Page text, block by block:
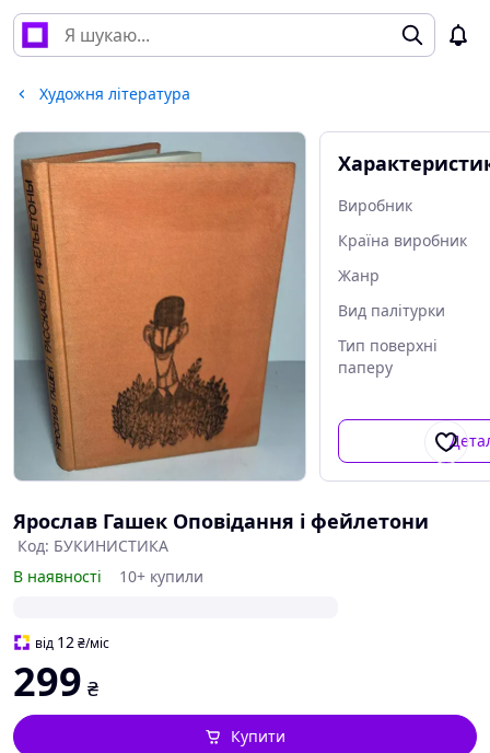
Художня література
Виробник
Країна виробник
Жанр
Вид палітурки
Тип поверхні
паперу
Ярослав Гашек Оповідання і фейлетони
Код: БУКИНИСТИКА
В наявності
10+ купили
від 12₴/міс
299 ₴
Купити